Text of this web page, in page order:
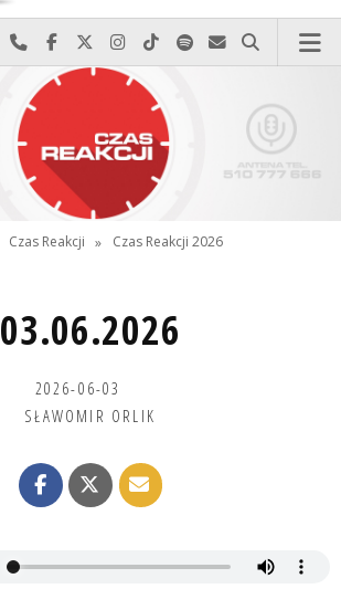
Najlepiej po prostu do nas zadzwoń
Odwiedź nas na Facebook-u
Odwiedź nas na X
Odwiedź nas na Instagram-ie
Odwiedź nas na TikTok-u
Szukaj nas na Spotify
Wyślij do nas
Szukaj
Czas Reakcji » Czas Reakcji 2026
03.06.2026
2026-06-03
SŁAWOMIR ORLIK